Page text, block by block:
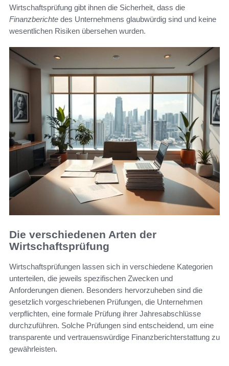
Wirtschaftsprüfung gibt ihnen die Sicherheit, dass die
Finanzberichte des Unternehmens glaubwürdig sind und keine
wesentlichen Risiken übersehen wurden.
Die verschiedenen Arten der
Wirtschaftsprüfung
Wirtschaftsprüfungen lassen sich in verschiedene Kategorien
unterteilen, die jeweils spezifischen Zwecken und
Anforderungen dienen. Besonders hervorzuheben sind die
gesetzlich vorgeschriebenen Prüfungen, die Unternehmen
verpflichten, eine formale Prüfung ihrer Jahresabschlüsse
durchzuführen. Solche Prüfungen sind entscheidend, um eine
transparente und vertrauenswürdige Finanzberichterstattung zu
gewährleisten.